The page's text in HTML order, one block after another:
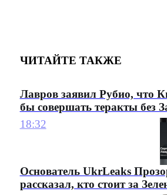
ЧИТАЙТЕ ТАКЖЕ
Лавров заявил Рубио, что
бы совершать теракты без
18:32
Основатель UkrLeaks
рассказал, кто стоит за